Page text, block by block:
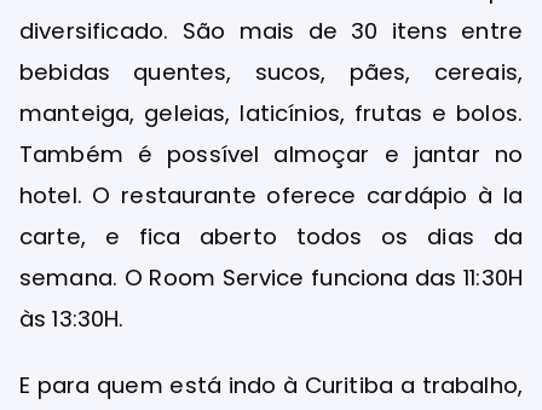
diversificado. São mais de 30 itens entre
bebidas quentes, sucos, pães, cereais,
manteiga, geleias, laticínios, frutas e bolos.
Também é possível almoçar e jantar no
hotel. O restaurante oferece cardápio à la
carte, e fica aberto todos os dias da
semana. O Room Service funciona das 11:30H
às 13:30H.
E para quem está indo à Curitiba a trabalho,